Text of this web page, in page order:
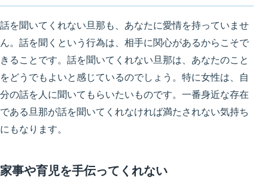
話を聞いてくれない旦那も、あなたに愛情を持っていませ
ん。話を聞くという行為は、相手に関心があるからこそで
きることです。話を聞いてくれない旦那は、 あなたのこと
をどうでもよいと感じているのでしょう。特に女性は、自
分の話を人に聞いてもらいたいものです。一番身近な存在
である旦那が話を聞いてくれなければ満たされない気持ち
にもなります。
家事や育児を手伝ってくれない